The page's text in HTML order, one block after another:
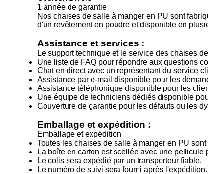
1 année de garantie
Nos chaises de salle à manger en PU sont
d'un revêtement en poudre et disponible en
Assistance et services :
Le support technique et le service des chaises
Une liste de FAQ pour répondre aux questions
Chat en direct avec un représentant du service
Assistance par e-mail disponible pour les
Assistance téléphonique disponible pour les
Une équipe de techniciens dédiés disponible
Couverture de garantie pour les défauts ou les
Emballage et expédition :
Emballage et expédition
Toutes les chaises de salle à manger en PU
La boîte en carton est scellée avec une pellicule
Le colis sera expédié par un transporteur fiable.
Le numéro de suivi sera fourni après l'expédition.